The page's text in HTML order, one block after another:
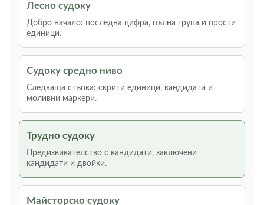
Лесно судоку
Добро начало: последна цифра, пълна група и прости
единици.
Судоку средно ниво
Следваща стъпка: скрити единици, кандидати и
моливни маркери.
Трудно судоку
Предизвикателство с кандидати, заключени
кандидати и двойки.
Майсторско судоку